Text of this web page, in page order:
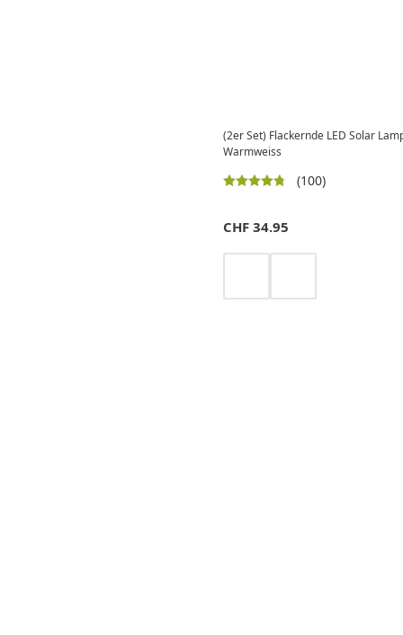
(2er Set) Flackernde LED Solar
Warmweiss
(100)
CHF 34.95